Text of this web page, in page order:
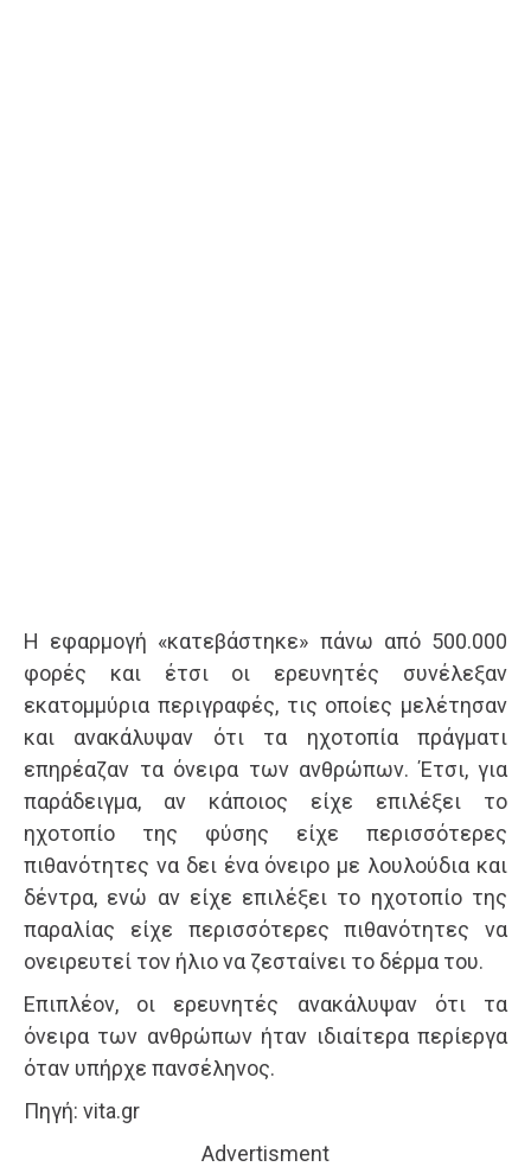
Η εφαρμογή «κατεβάστηκε» πάνω από 500.000
φορές και έτσι οι ερευνητές συνέλεξαν
εκατομμύρια περιγραφές, τις οποίες μελέτησαν
και ανακάλυψαν ότι τα ηχοτοπία πράγματι
επηρέαζαν τα όνειρα των ανθρώπων. Έτσι, για
παράδειγμα, αν κάποιος είχε επιλέξει το
ηχοτοπίο της φύσης είχε περισσότερες
πιθανότητες να δει ένα όνειρο με λουλούδια και
δέντρα, ενώ αν είχε επιλέξει το ηχοτοπίο της
παραλίας είχε περισσότερες πιθανότητες να
ονειρευτεί τον ήλιο να ζεσταίνει το δέρμα του.
Επιπλέον, οι ερευνητές ανακάλυψαν ότι τα
όνειρα των ανθρώπων ήταν ιδιαίτερα περίεργα
όταν υπήρχε πανσέληνος.
Πηγή: vita.gr
Advertisment